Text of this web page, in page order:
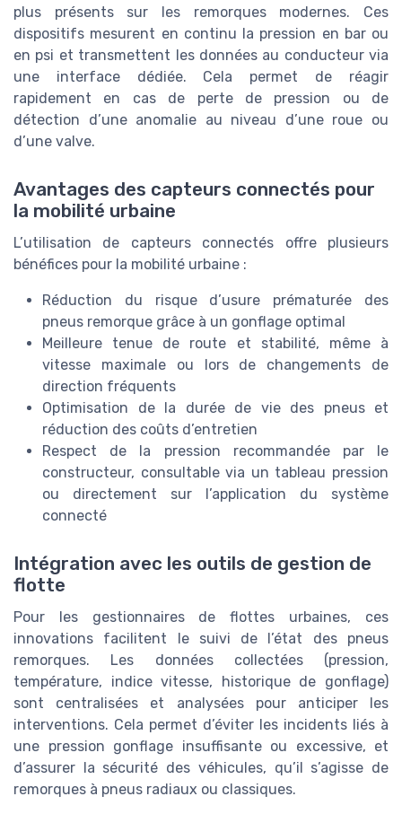
plus présents sur les remorques modernes. Ces
dispositifs mesurent en continu la pression en bar ou
en psi et transmettent les données au conducteur via
une interface dédiée. Cela permet de réagir
rapidement en cas de perte de pression ou de
détection d’une anomalie au niveau d’une roue ou
d’une valve.
Avantages des capteurs connectés pour
la mobilité urbaine
L’utilisation de capteurs connectés offre plusieurs
bénéfices pour la mobilité urbaine :
Réduction du risque d’usure prématurée des
pneus remorque grâce à un gonflage optimal
Meilleure tenue de route et stabilité, même à
vitesse maximale ou lors de changements de
direction fréquents
Optimisation de la durée de vie des pneus et
réduction des coûts d’entretien
Respect de la pression recommandée par le
constructeur, consultable via un tableau pression
ou directement sur l’application du système
connecté
Intégration avec les outils de gestion de
flotte
Pour les gestionnaires de flottes urbaines, ces
innovations facilitent le suivi de l’état des pneus
remorques. Les données collectées (pression,
température, indice vitesse, historique de gonflage)
sont centralisées et analysées pour anticiper les
interventions. Cela permet d’éviter les incidents liés à
une pression gonflage insuffisante ou excessive, et
d’assurer la sécurité des véhicules, qu’il s’agisse de
remorques à pneus radiaux ou classiques.